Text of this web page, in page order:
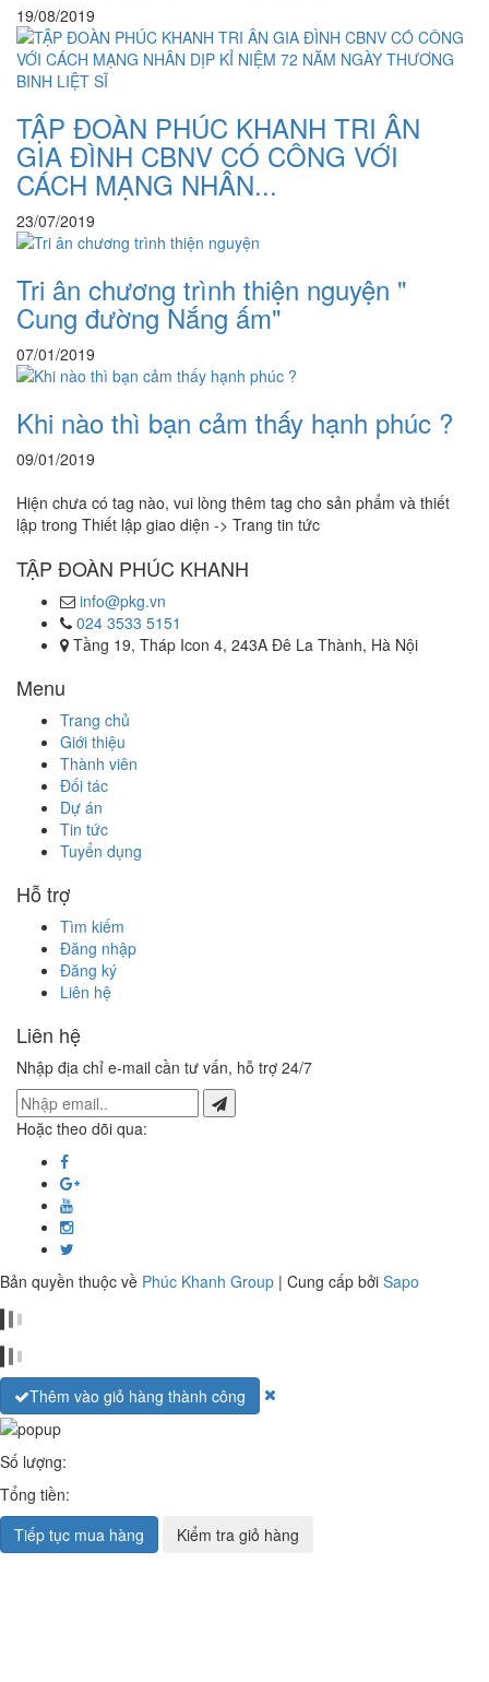
19/08/2019
TẬP ĐOÀN PHÚC KHANH TRI ÂN
GIA ĐÌNH CBNV CÓ CÔNG VỚI
CÁCH MẠNG NHÂN...
23/07/2019
Tri ân chương trình thiện nguyện "
Cung đường Nắng ấm"
07/01/2019
Khi nào thì bạn cảm thấy hạnh phúc ?
09/01/2019
Hiện chưa có tag nào, vui lòng thêm tag cho sản phẩm và thiết
lập trong Thiết lập giao diện -> Trang tin tức
TẬP ĐOÀN PHÚC KHANH
info@pkg.vn
024 3533 5151
Tầng 19, Tháp Icon 4, 243A Đê La Thành, Hà Nội
Menu
Trang chủ
Giới thiệu
Thành viên
Đối tác
Dự án
Tin tức
Tuyển dụng
Hỗ trợ
Tìm kiếm
Đăng nhập
Đăng ký
Liên hệ
Liên hệ
Nhập địa chỉ e-mail cần tư vấn, hỗ trợ 24/7
Hoặc theo dõi qua:
Bản quyền thuộc về Phúc Khanh Group | Cung cấp bởi Sapo
Thêm vào giỏ hàng thành công
Số lượng:
Tổng tiền:
Tiếp tục mua hàng
Kiểm tra giỏ hàng